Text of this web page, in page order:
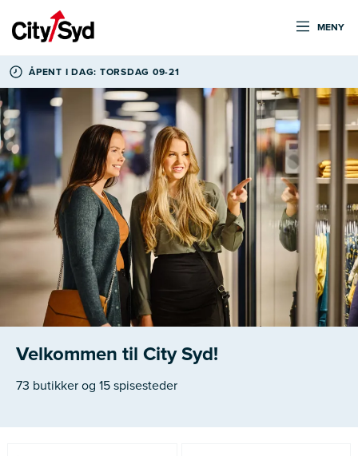
MENY
ÅPENT I DAG: TORSDAG 09-21
Velkommen til City Syd!
73 butikker og 15 spisesteder